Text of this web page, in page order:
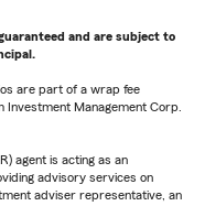
and are subject to
are part of a wrap fee
Management Corp.
agent is acting as an
advisory services on
adviser representative, an